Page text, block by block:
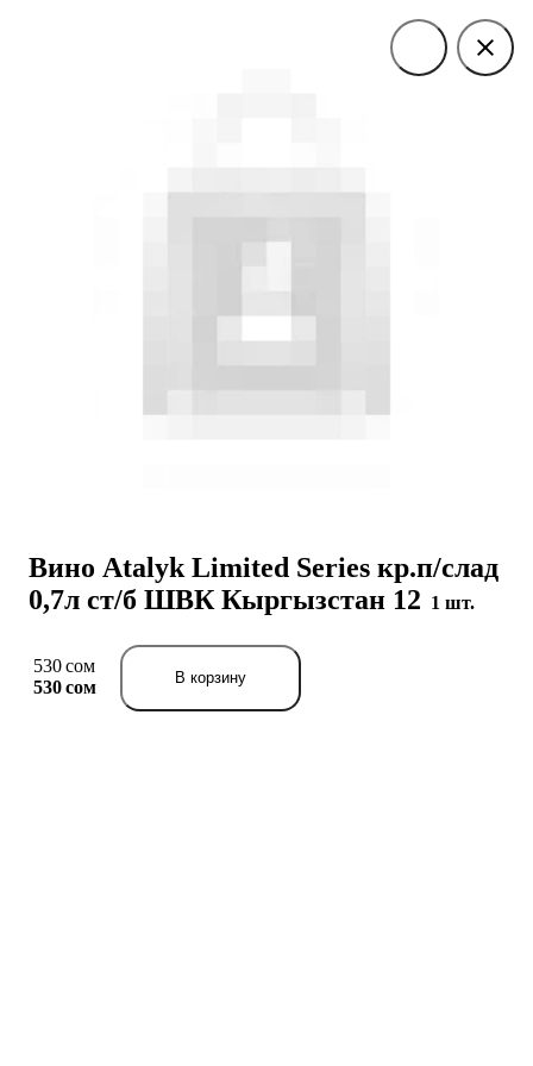
Вино Atalyk Limited Series кр.п/слад
0,7л ст/б ШВК Кыргызстан 12 1 шт.
530 сом
530 сом
В корзину